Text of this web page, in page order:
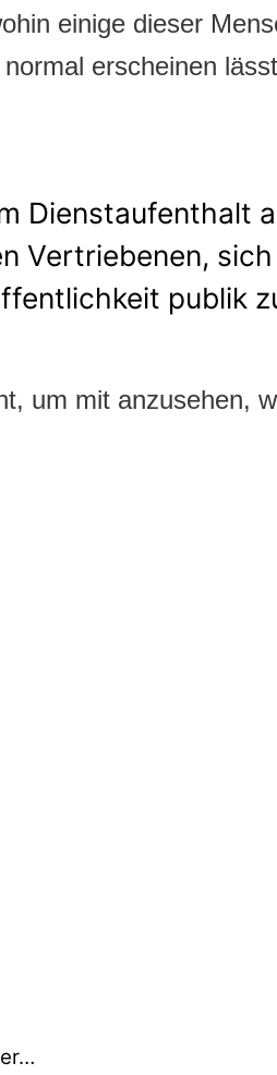
einige dieser
erscheinen
Dienstaufenthalt
Vertriebenen,
publik
um mit anzusehen,